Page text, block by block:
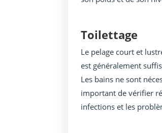
Toilettage
Le pelage court et
est généralement
Les bains ne sont
important de vérifier
infections et les